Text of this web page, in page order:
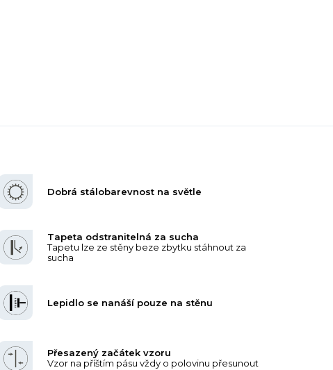
Dobrá stálobarevnost na světle
Tapeta odstranitelná za sucha
Tapetu lze ze stěny beze zbytku stáhnout za
sucha
Lepidlo se nanáší pouze na stěnu
Přesazený začátek vzoru
Vzor na příštím pásu vždy o polovinu přesunout